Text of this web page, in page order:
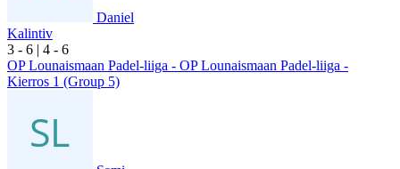
Daniel
Kalintiv
3 - 6 | 4 - 6
OP Lounaismaan Padel-liiga - OP Lounaismaan Padel-liiga -
Kierros 1 (Group 5)